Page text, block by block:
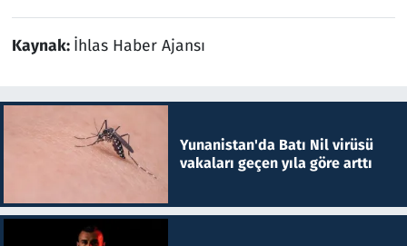
Kaynak: İhlas Haber Ajansı
Yunanistan'da Batı Nil virüsü
vakaları geçen yıla göre arttı